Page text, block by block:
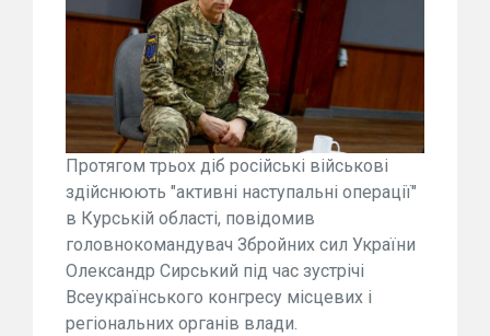
Протягом трьох діб російські військові
здійснюють "активні наступальні операції"
в Курській області, повідомив
головнокомандувач Збройних сил України
Олександр Сирський під час зустрічі
Всеукраїнського конгресу місцевих і
регіональних органів влади.